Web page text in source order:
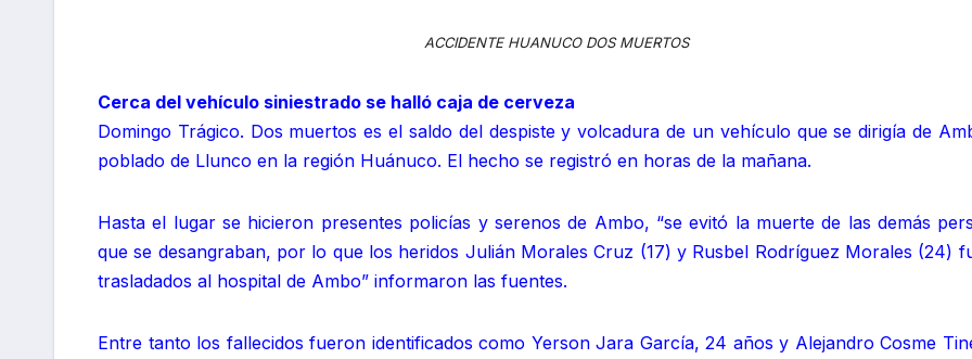
ACCIDENTE HUANUCO DOS MUERTOS
Cerca del vehículo siniestrado se halló caja de cerveza
Domingo Trágico. Dos muertos es el saldo del despiste y volcadura de un vehículo que se dirigía de
poblado de Llunco en la región Huánuco. El hecho se registró en horas de la mañana.
Hasta el lugar se hicieron presentes policías y serenos de Ambo, “se evitó la muerte de las demás
que se desangraban, por lo que los heridos Julián Morales Cruz (17) y Rusbel Rodríguez Morales (24)
trasladados al hospital de Ambo” informaron las fuentes.
Entre tanto los fallecidos fueron identificados como Yerson Jara García, 24 años y Alejandro Cosme